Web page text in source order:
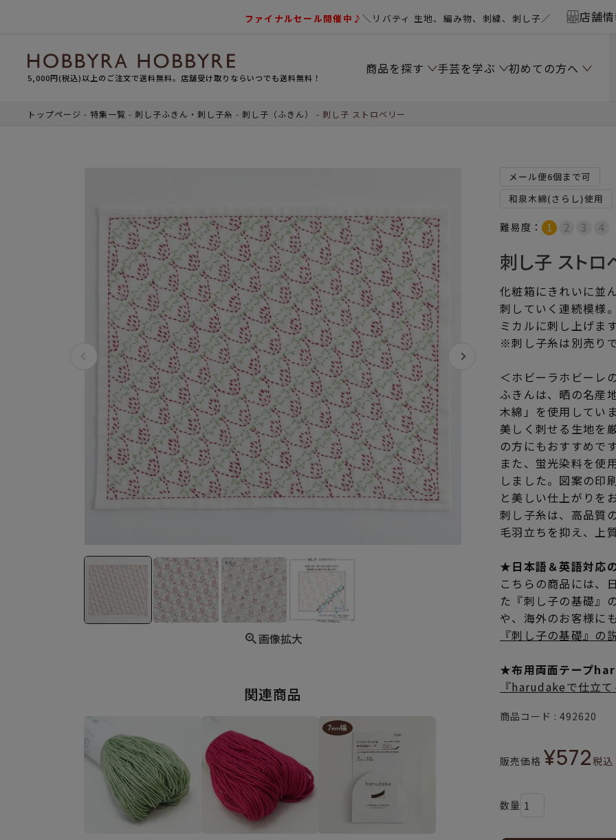
ファイナルセール開催中♪＼リバティ 生地、編み物、刺繍、刺し子／ 店舗
5,000円(税込)以上のご注文で送料無料。店舗受け取りならいつでも送料無料！
商品を探す 手芸を学ぶ 初めての方へ
トップページ 特集一覧 刺し子ふきん・刺し子糸 刺し子（ふきん） 刺し子 ストロベリー
画像拡大
関連商品
メール便6個まで可
和泉木綿(さらし)使用
難易度：
刺し子 ストロ
化粧箱にきれいに並
刺していく連続模様
ミカルに刺し上げま
※刺し子糸は別売りで
＜ホビーラホビーレ
ふきんは、晒の名産
木綿」を使用してい
美しく刺せる生地を
の方にもおすすめです
また、蛍光染料を使
しました。図案の印
と美しい仕上がりを
刺し子糸は、高品質
毛羽立ちを抑え、上
★日本語＆英語対応
こちらの商品には、
た『刺し子の基礎』
や、海外のお客様に
『刺し子の基礎』の
★布用両面テープ
『harudakeで仕立
商品コード 492620
販売価格 ¥572税込